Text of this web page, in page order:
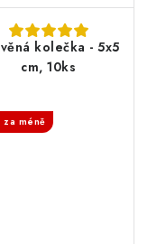
kolečka - 5x5
cm, 10ks
za méně